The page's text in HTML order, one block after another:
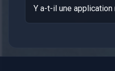
Y a-t-il une application